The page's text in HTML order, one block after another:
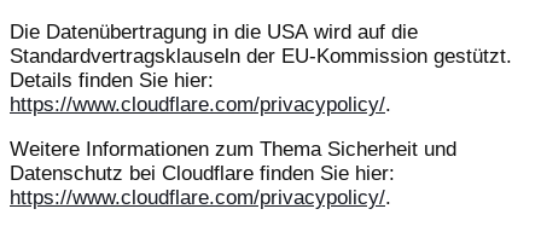
Die Datenübertragung in die USA wird auf die
Standardvertragsklauseln der EU-Kommission gestützt.
Details finden Sie hier:
https://www.cloudflare.com/privacypolicy/.
Weitere Informationen zum Thema Sicherheit und
Datenschutz bei Cloudflare finden Sie hier:
https://www.cloudflare.com/privacypolicy/.